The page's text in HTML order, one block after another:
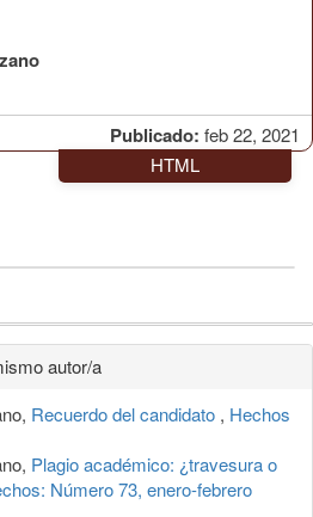
Publicado: feb 22, 2021
HTML
autor/a
Recuerdo del candidato , Hechos
Plagio académico: ¿travesura o
Número 73, enero-febrero